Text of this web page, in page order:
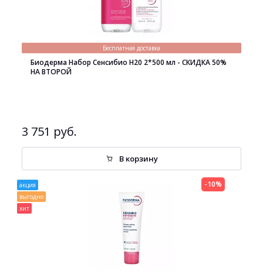
Бесплатная доставка
Биодерма Набор Сенсибио H20 2*500 мл - СКИДКА 50%
НА ВТОРОЙ
3 751 руб.
В корзину
акция
выгодно
хит
-10%